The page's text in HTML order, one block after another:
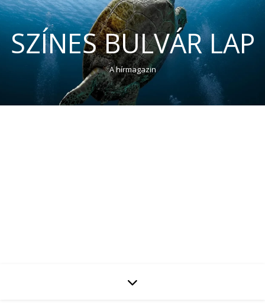
SZÍNES BULVÁR LAP
A hírmagazin